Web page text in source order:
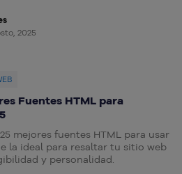
2025
Fuentes HTML para
mejores fuentes HTML para usar
la ideal para resaltar tu sitio web
y personalidad.